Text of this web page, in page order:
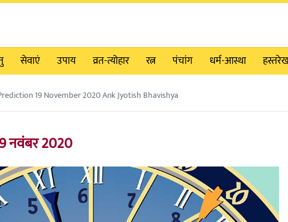
सेवाएं उपाय व्रत-त्योहार रत्न पंचांग धर्म-आस्था
19 November 2020 Ank Jyotish Bhavishya
नवंबर 2020